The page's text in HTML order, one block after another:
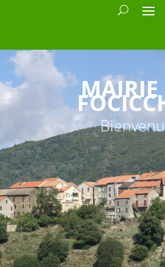
MAIRIE